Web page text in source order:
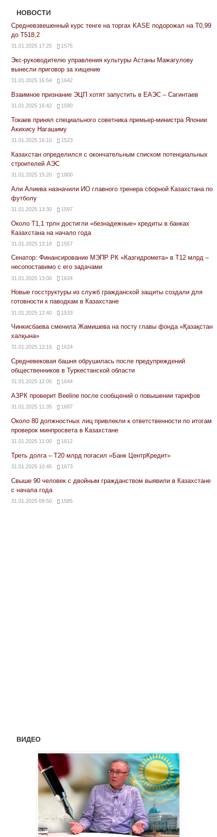
НОВОСТИ
Средневзвешенный курс тенге на торгах KASE подорожал на Т0,99
до Т518,2
31.01.2025 17:25 1575
Экс-руководителю управления культуры Астаны Мажагулову
вынесли приговор за хищение
31.01.2025 16:54 1642
Взаимное признание ЭЦП хотят запустить в ЕАЭС – Сагинтаев
31.01.2025 16:42 1590
Токаев принял специального советника премьер-министра Японии
Акихису Нагашиму
31.01.2025 16:10 1523
Казахстан определился с окончательным списком потенциальных
строителей АЭС
31.01.2025 15:20 1800
Али Алиева назначили ИО главного тренера сборной Казахстана по
футболу
31.01.2025 13:30 1597
Около Т1,1 трлн достигли «безнадежные» кредиты в банках
Казахстана на начало года
31.01.2025 13:18 1557
Сенатор: Финансирование МЭПР РК «Казгидромета» в Т12 млрд –
несопоставимо с его задачами
31.01.2025 13:00 1634
Новые госструктуры из служб гражданской защиты создали для
готовности к паводкам в Казахстане
31.01.2025 12:40 1533
Чинкисбаева сменила Жамишева на посту главы фонда «Қазақстан
халқына»
31.01.2025 12:15 1624
Средневековая башня обрушилась после предупреждений
общественников в Туркестанской области
31.01.2025 12:05 1644
АЗРК проверит Beeline после сообщений о повышении тарифов
31.01.2025 11:35 1687
Около 80 должностных лиц привлекли к ответственности по итогам
проверок минпросвета в Казахстане
31.01.2025 11:00 1612
Треть долга – Т20 млрд погасил «Банк ЦентрКредит»
31.01.2025 10:45 1673
Свыше 90 человек с двойным гражданством выявили в Казахстане
с начала года
31.01.2025 09:50 1585
ВИДЕО